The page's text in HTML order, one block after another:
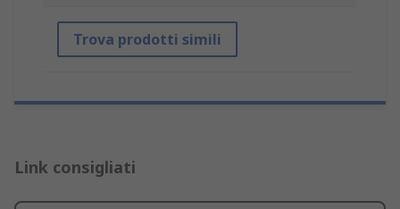
Trova prodotti simili
Link consigliati